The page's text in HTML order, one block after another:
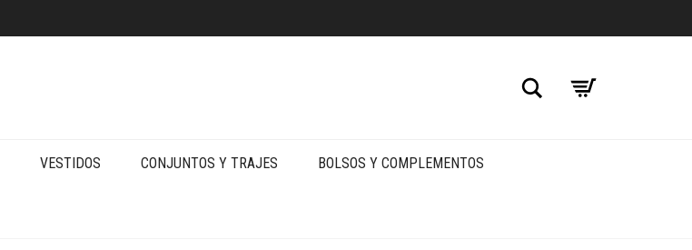
Buscar
VESTIDOS CONJUNTOS Y TRAJES BOLSOS Y COMPLEMENTOS